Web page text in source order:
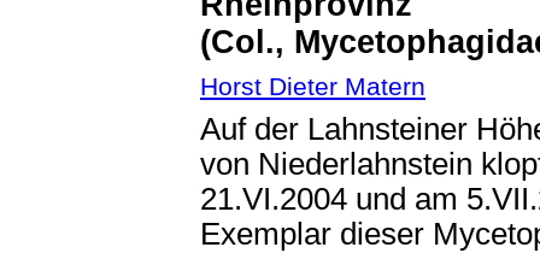
(Col.,
Horst Dieter Matern
Auf der Lahnsteiner
von Niederlahnstein
21.VI.2004 und am
Exemplar dieser